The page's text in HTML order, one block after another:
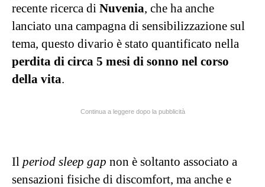
recente ricerca di Nuvenia, che ha anche
lanciato una campagna di sensibilizzazione sul
tema, questo divario è stato quantificato nella
perdita di circa 5 mesi di sonno nel corso
della vita.
Continua a leggere dopo la pubblicità
Il period sleep gap non è soltanto associato a
sensazioni fisiche di discomfort, ma anche e